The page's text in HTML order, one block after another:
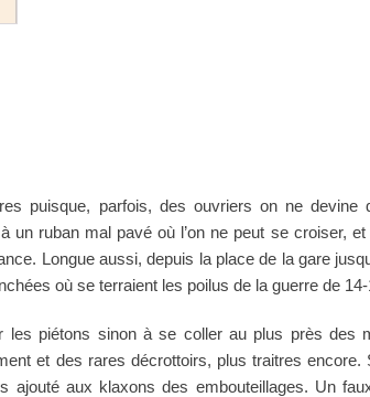
puisque, parfois, des ouvriers on ne devine
un ruban mal pavé où l’on ne peut se croiser, et
Longue aussi, depuis la place de la gare
où se terraient les poilus de la guerre de
les piétons sinon à se coller au plus près des
et des rares décrottoirs, plus traitres encore.
ajouté aux klaxons des embouteillages. Un